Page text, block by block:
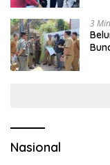
3
Nasional